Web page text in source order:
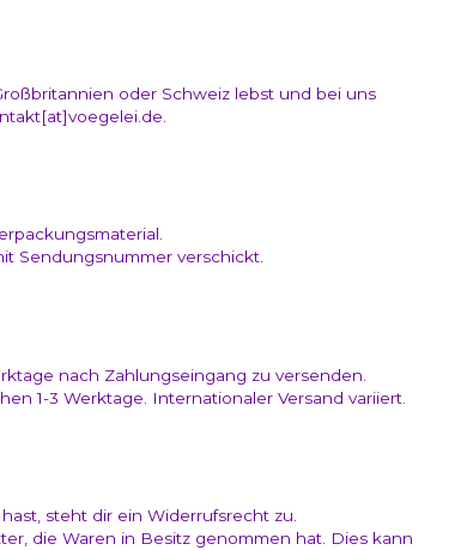
oder Schweiz lebst und bei uns
Sendungsnummer verschickt.
nach Zahlungseingang zu versenden.
1-3 Werktage. Internationaler Versand variiert.
steht dir ein Widerrufsrecht zu.
die Waren in Besitz genommen hat. Dies kann